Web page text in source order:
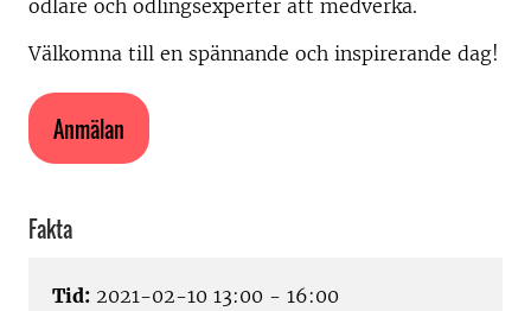
odlare och odlingsexperter att medverka.
Välkomna till en spännande och inspirerande dag!
Anmälan
Fakta
Tid: 2021-02-10 13:00 - 16:00